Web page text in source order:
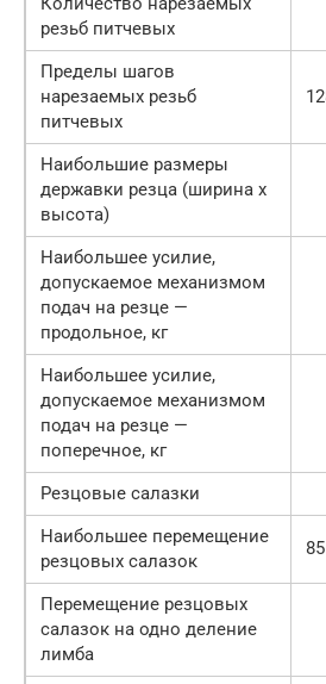
резьб питчевых
Пределы шагов
нарезаемых резьб
питчевых
Наибольшие размеры
державки резца (ширина х
высота)
Наибольшее усилие,
допускаемое механизмом
подач на резце —
продольное, кг
Наибольшее усилие,
допускаемое механизмом
подач на резце —
поперечное, кг
Резцовые салазки
Наибольшее перемещение
резцовых салазок
85
Перемещение резцовых
салазок на одно деление
лимба